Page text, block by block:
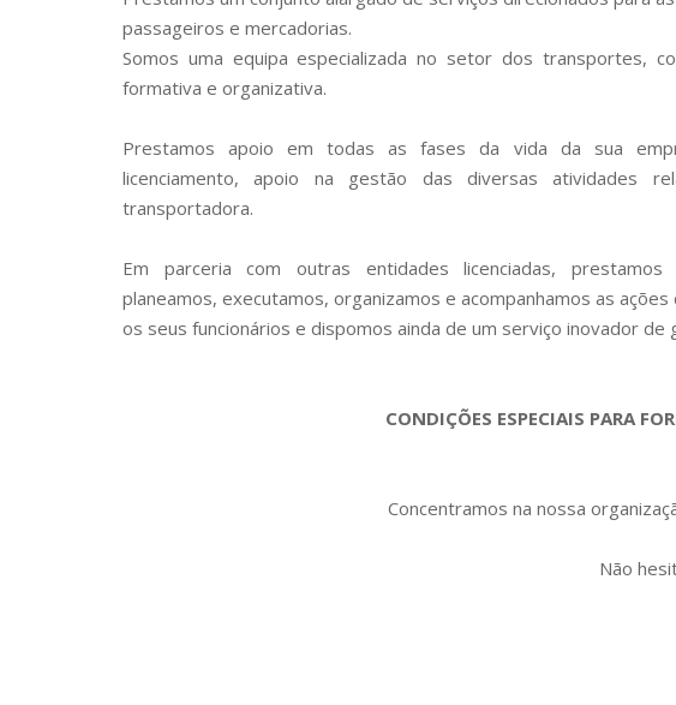
passageiros e mercadorias.
Somos uma equipa especializada no setor dos transportes,
formativa e organizativa.
Prestamos apoio em todas as fases da vida da sua
licenciamento, apoio na gestão das diversas atividades
transportadora.
Em parceria com outras entidades licenciadas, prestamos
planeamos, executamos, organizamos e acompanhamos as
os seus funcionários e dispomos ainda de um serviço inovador
CONDIÇÕES ESPECIAIS PARA
Concentramos na nossa
Não